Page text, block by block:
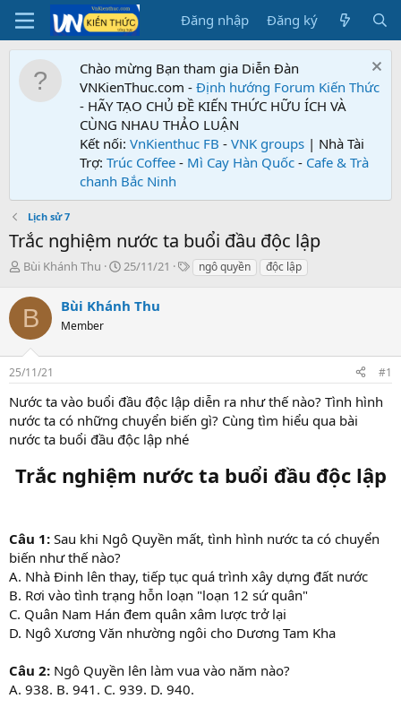
Đăng nhập Đăng ký
Chào mừng Bạn tham gia Diễn Đàn
VNKienThuc.com - Định hướng Forum Kiến Thức
- HÃY TẠO CHỦ ĐỀ KIẾN THỨC HỮU ÍCH VÀ
CÙNG NHAU THẢO LUẬN
Kết nối: VnKienthuc FB - VNK groups | Nhà Tài
Trợ: Trúc Coffee - Mì Cay Hàn Quốc - Cafe & Trà
chanh Bắc Ninh
Lịch sử 7
Trắc nghiệm nước ta buổi đầu độc lập
T
r
e
a
s
t
r
t
e
Bùi Khánh Thu
N
à
y
i
25/11/21
Tngô quyền độc lập
B Bùi Khánh Thu
Member
25/11/21 #1
Nước ta vào buổi đầu độc lập diễn ra như thế nào? Tình hình
nước ta có những chuyển biến gì? Cùng tìm hiểu qua bài
nước ta buổi đầu độc lập nhé
Trắc nghiệm nước ta buổi đầu độc lập
Câu 1: Sau khi Ngô Quyền mất, tình hình nước ta có chuyển
biến như thế nào?
A. Nhà Đinh lên thay, tiếp tục quá trình xây dựng đất nước
B. Rơi vào tình trạng hỗn loạn "loạn 12 sứ quân"
C. Quân Nam Hán đem quân xâm lược trở lại
D. Ngô Xương Văn nhường ngôi cho Dương Tam Kha
Câu 2: Ngô Quyền lên làm vua vào năm nào?
A. 938. B. 941. C. 939. D. 940.